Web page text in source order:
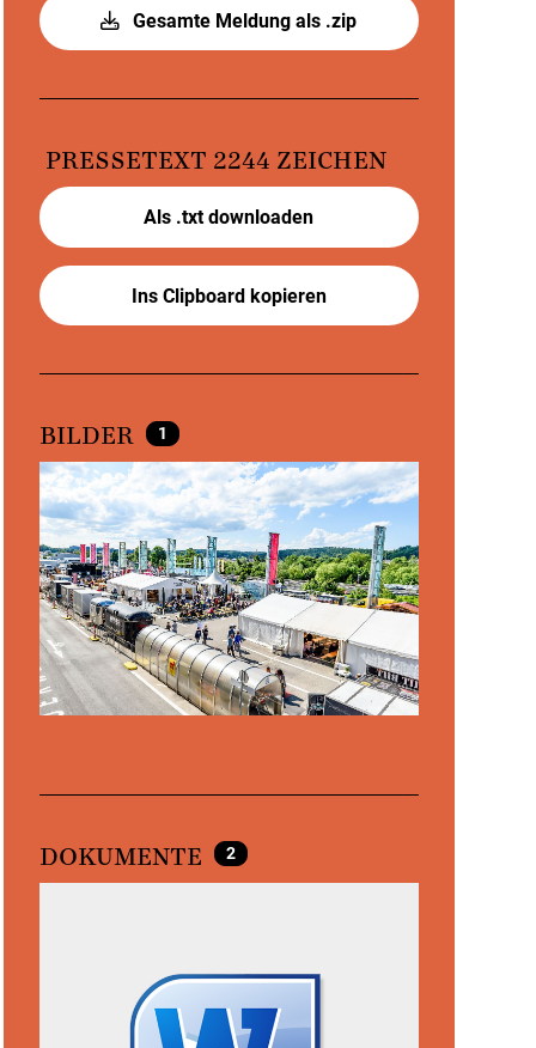
Gesamte Meldung als .zip
PRESSETEXT 2244 ZEICHEN
Als .txt downloaden
Ins Clipboard kopieren
BILDER 1
DOKUMENTE 2